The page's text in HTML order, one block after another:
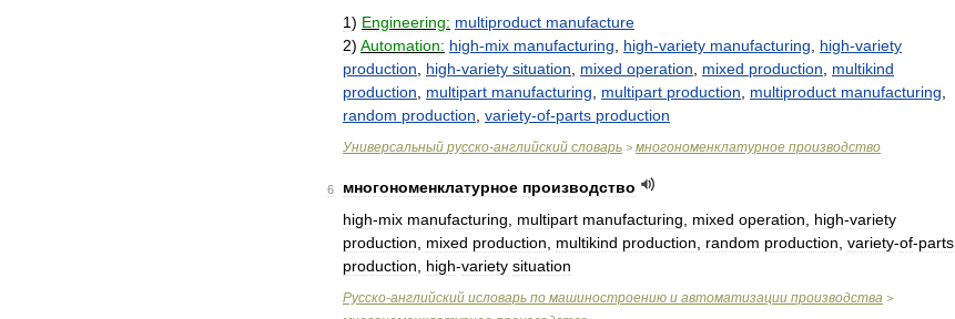
1) Engineering: multiproduct manufacture
2) Automation: high-mix manufacturing high-variety manufacturing high-variety
production
high-variety situation mixed operation mixed production
multikind
production
multipart manufacturing multipart production multiproduct manufacturing
random production variety-of-parts production
Универсальный русско-английский словарь > многономенклатурное производство
6 многономенклатурное производство
high-mix manufacturing multipart manufacturing mixed operation high-variety
production
mixed production multikind production random production variety-of-parts
production
high-variety situation
Русско-английский исловарь по машиностроению и автоматизации производства >